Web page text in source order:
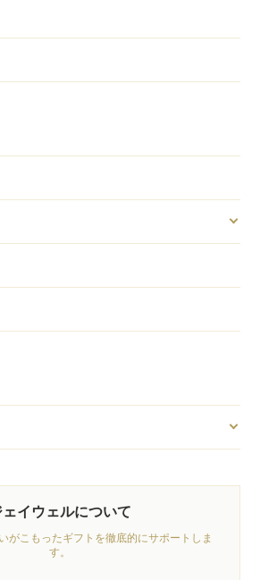
ェイウェルについて
がこもったギフトを徹底的にサポートしま
す。